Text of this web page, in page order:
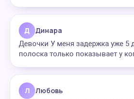
Д Динара
Девочки У меня задержка уже 5
полоска только показывает у
Л Любовь